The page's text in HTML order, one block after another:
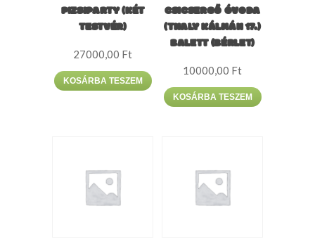
PIZSIPARTY (KÉT
TESTVÉR)
27000,00 Ft
KOSÁRBA TESZEM
CSICSERGŐ ÓVODA
(THALY KÁLMÁN 17.)
BALETT (BÉRLET)
10000,00 Ft
KOSÁRBA TESZEM